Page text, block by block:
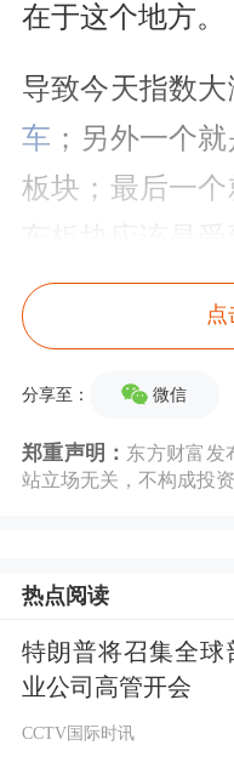
在于这个地方。
导致今天指数
车 ；另外一个
板块；最后一
车板块应该是
下极狐阿尔法s
影响。华为尽
做内部设计，也
经跟北汽和广
作。今后华为会
性的布局，而且
源车的投资方
技术上是非常领
大家，确切地
点
分享至： 微信
郑重声明： 东方财富发
站立场无关，不构成投
热点阅读
特朗普将召集全球
业公司高管开会
CCTV国际时讯